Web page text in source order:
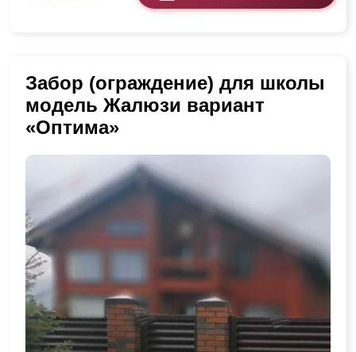
Забор (ограждение) для школы
модель Жалюзи вариант
«Оптима»